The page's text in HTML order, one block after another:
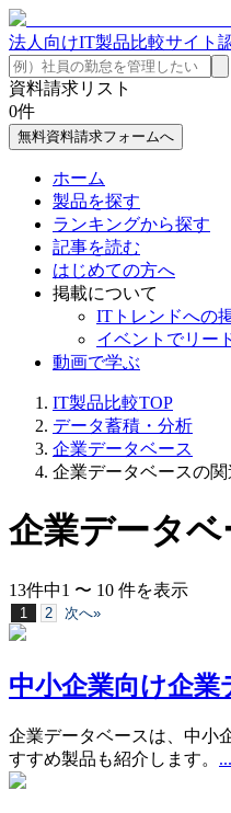
法人向けIT製品比較サイト
資料請求リスト
0件
無料資料請求フォームへ
ホーム
製品を探す
ランキングから探す
記事を読む
はじめての方へ
掲載について
ITトレンドへの
イベントでリー
動画で学ぶ
IT製品比較TOP
データ蓄積・分析
企業データベース
企業データベースの
企業データベ
13件中1 〜 10 件を表示
1 2 次へ»
中小企業向け企
企業データベースは、中小
すすめ製品も紹介します。